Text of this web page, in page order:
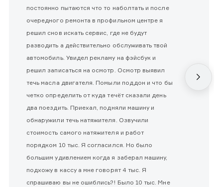
постоянно пытаются что то наболтать и после
очередного ремонта в профильном центре я
решил снов искать сервис, где не будут
разводить а действительно обслуживать твой
автомобиль. Увидел рекламу на фэйсбук и
решил записаться на осмотр. Осмотр выявил
течь масла двигателя. Помыли поддон и что бы
четко определить от куда течёт сказали день
два поездить. Приехал, подняли машину и
обнаружили течь натяжителя. Озвучили
стоимость самого натяжителя и работ
порядком 10 тыс. Я согласился. Но было
большим удивлением когда я заберал машину,
подхожу в кассу а мне говорят 4 тыс. Я
спрашиваю вы не ошиблись?! Было 10 тыс. Мне